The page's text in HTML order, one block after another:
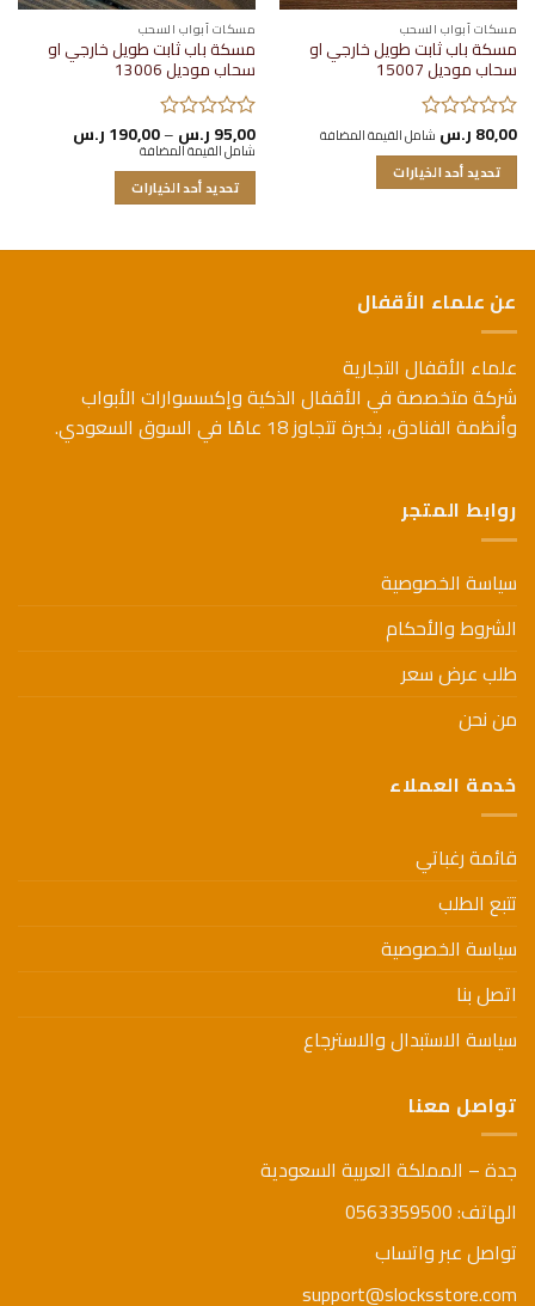
مسكات أبواب السحب
مسكة باب ثابت طويل خارجي او
سحاب موديل 15007
تم
التقييم
من
80,00ر.س شامل القيمة المضافة
تحديد أحد الخيارات
هناك
من
المختلفة
لهذا
يمكن
اختيار
الخيارات
المنتج
مسكات أبواب السحب
مسكة باب ثابت طويل خارجي او
سحاب موديل 13006
تم
التقييم
0
من
5
95,00ر.س–
190,00ر.سنطاق
السعر:
شامل القيمة المضافة
تحديد أحد الخيارات
هناك
يمكن
اختيار
الخيارات
عن علماء الأقفال
علماء الأقفال التجارية
شركة متخصصة في الأقفال الذكية وإكسسوارات الأبواب
وأنظمة الفنادق، بخبرة تتجاوز 18 عامًا في السوق السعودي.
روابط المتجر
سياسة الخصوصية
الشروط والأحكام
طلب عرض سعر
من نحن
خدمة العملاء
قائمة رغباتي
تتبع الطلب
سياسة الخصوصية
اتصل بنا
سياسة الاستبدال والاسترجاع
تواصل معنا
جدة – المملكة العربية السعودية
الهاتف: 0563359500
تواصل عبر واتساب
support@slocksstore.com